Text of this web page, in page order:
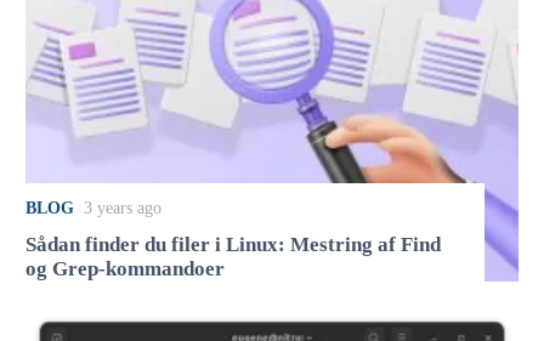
BLOG 3 years ago
Sådan finder du filer i Linux: Mestring af Find
og Grep-kommandoer